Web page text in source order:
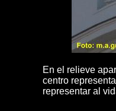
En el relieve
centro
representar al